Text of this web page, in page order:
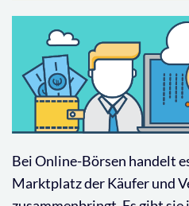
Bei Online-Börsen handelt
Marktplatz der Käufer und